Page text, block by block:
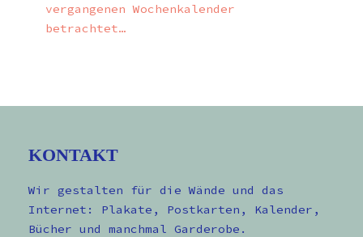
vergangenen Wochenkalender
betrachtet…
KONTAKT
Wir gestalten für die Wände und das
Internet: Plakate, Postkarten, Kalender,
Bücher und manchmal Garderobe.